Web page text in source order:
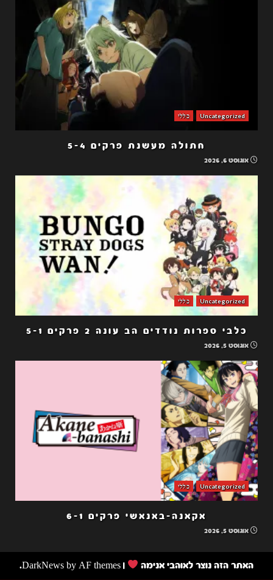
Uncategorized כללי
חתולה מעשנת פרקים 5-4
אוגוסט 6, 2026
Uncategorized כללי
כלבי ספרות נודדים הב עונה 2 פרקים 5-1
אוגוסט 5, 2026
Uncategorized כללי
אקאנה-באנאשי פרקים 6-1
אוגוסט 5, 2026
האתר הזה נוצר לאוהבי אנימה |
DarkNewsby AF themes.